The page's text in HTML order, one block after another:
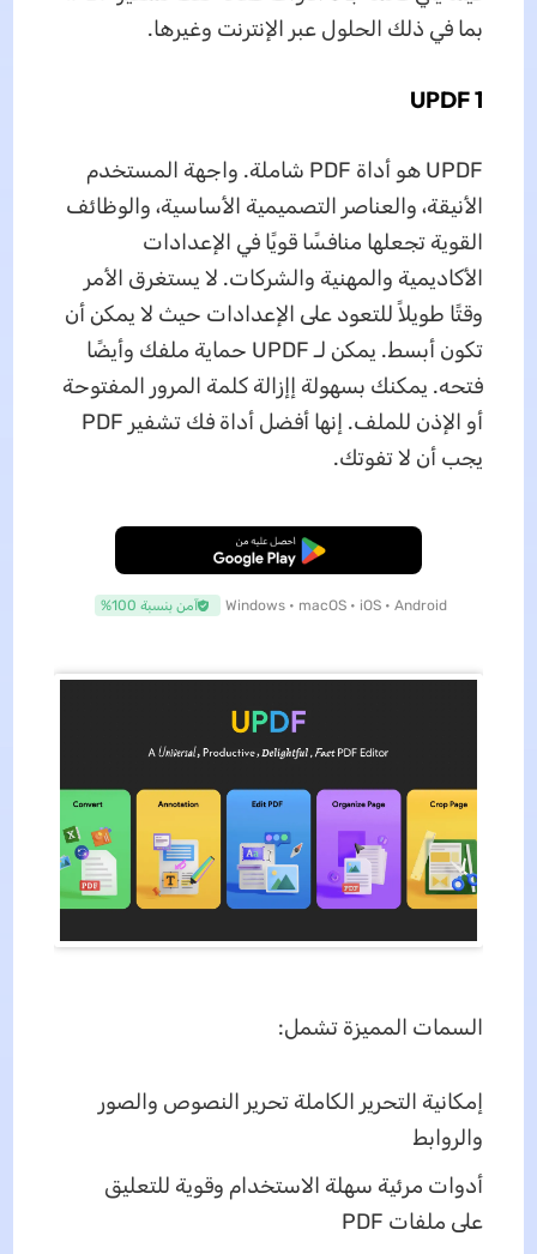
بما في ذلك الحلول عبر الإنترنت وغيرها.
1 UPDF
UPDF هو أداة PDF شاملة. واجهة المستخدم
الأنيقة، والعناصر التصميمية الأساسية، والوظائف
القوية تجعلها منافسًا قويًا في الإعدادات
الأكاديمية والمهنية والشركات. لا يستغرق الأمر
وقتًا طويلاً للتعود على الإعدادات حيث لا يمكن أن
تكون أبسط. يمكن لـ UPDF حماية ملفك وأيضًا
فتحه. يمكنك بسهولة إإزالة كلمة المرور المفتوحة
أو الإذن للملف. إنها أفضل أداة فك تشفير PDF
يجب أن لا تفوتك.
تنزيل مجاني
Windows • macOS • iOS • Android آمن بنسبة 100%
السمات المميزة تشمل:
إمكانية التحرير الكاملة تحرير النصوص والصور
والروابط
أدوات مرئية سهلة الاستخدام وقوية للتعليق
على ملفات PDF